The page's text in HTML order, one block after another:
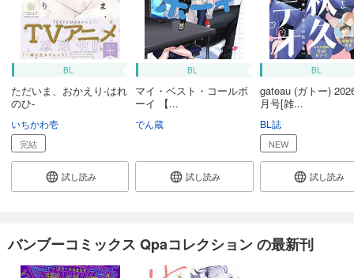
BL
ただいま、おかえり-はれ
のひ-
いちかわ壱
完結
試し読み
BL
マイ・ベスト・コールボ
ーイ 【...
でん蔵
試し読み
BL
gateau (ガトー)
月号[雑...
BL誌
NEW
試し読み
バンブーコミックス Qpaコレクション の最新刊